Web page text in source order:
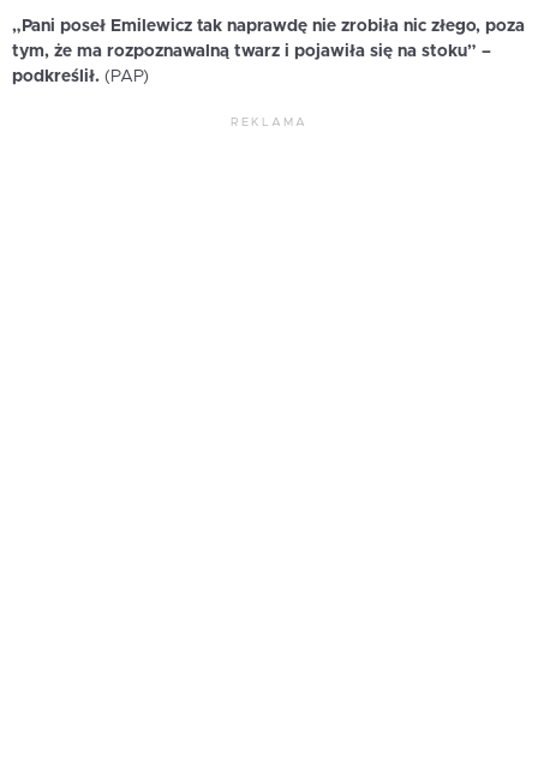
„Pani poseł Emilewicz tak naprawdę nie zrobiła nic złego, poza
tym, że ma rozpoznawalną twarz i pojawiła się na stoku” –
podkreślił. (PAP)
REKLAMA